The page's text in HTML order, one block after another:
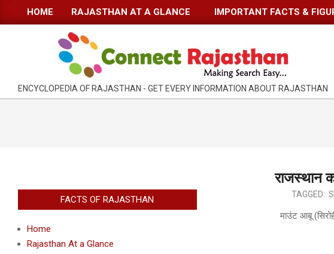
to
Primary
HOME RAJASTHAN AT A GLANCE IMPORTANT FACTS &
RAJASTHAN
ENCYCLOPEDIA OF RAJASTHAN - GET EVERY INFORMATION ABOUT RAJASTHAN
राजस्थान
TAGGED:
माउंट आबू
FACTS OF RAJASTHAN
Home
Rajasthan At a Glance